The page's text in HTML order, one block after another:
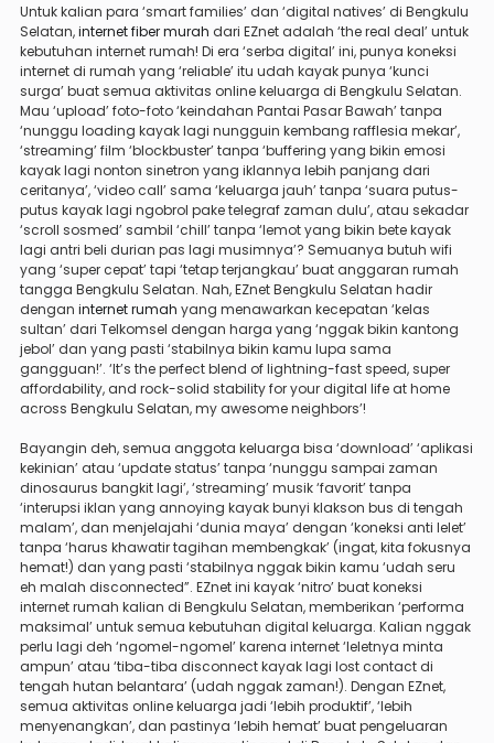
Untuk kalian para ‘smart families’ dan ‘digital natives’ di Bengkulu
Selatan,internet fiber murah dari EZnet adalah ‘the real deal’ untuk
kebutuhan internet rumah! Di era ‘serba digital’ ini, punya koneksi
internet di rumah yang ‘reliable’ itu udah kayak punya ‘kunci
surga’ buat semua aktivitas online keluarga di Bengkulu Selatan.
Mau ‘upload’ foto-foto ‘keindahan Pantai Pasar Bawah’ tanpa
‘nunggu loading kayak lagi nungguin kembang rafflesia mekar’,
‘streaming’ film ‘blockbuster’ tanpa ‘buffering yang bikin emosi
kayak lagi nonton sinetron yang iklannya lebih panjang dari
ceritanya’, ‘video call’ sama ‘keluarga jauh’ tanpa ‘suara putus-
putus kayak lagi ngobrol pake telegraf zaman dulu’, atau sekadar
‘scroll sosmed’ sambil ‘chill’ tanpa ‘lemot yang bikin bete kayak
lagi antri beli durian pas lagi musimnya’? Semuanya butuh wifi
yang ‘super cepat’ tapi ‘tetap terjangkau’ buat anggaran rumah
tangga Bengkulu Selatan. Nah, EZnet Bengkulu Selatan hadir
dengan internet rumah yang menawarkan kecepatan ‘kelas
sultan’ dari Telkomsel dengan harga yang ‘nggak bikin kantong
jebol’ dan yang pasti ‘stabilnya bikin kamu lupa sama
gangguan!’. ‘It’s the perfect blend of lightning-fast speed, super
affordability, and rock-solid stability for your digital life at home
across Bengkulu Selatan, my awesome neighbors’!
Bayangin deh, semua anggota keluarga bisa ‘download’ ‘aplikasi
kekinian’ atau ‘update status’ tanpa ‘nunggu sampai zaman
dinosaurus bangkit lagi’, ‘streaming’ musik ‘favorit’ tanpa
‘interupsi iklan yang annoying kayak bunyi klakson bus di tengah
malam’, dan menjelajahi ‘dunia maya’ dengan ‘koneksi anti lelet’
tanpa ‘harus khawatir tagihan membengkak’ (ingat, kita fokusnya
hemat!) dan yang pasti ‘stabilnya nggak bikin kamu ‘udah seru
eh malah disconnected”. EZnet ini kayak ‘nitro’ buat koneksi
internet rumah kalian di Bengkulu Selatan, memberikan ‘performa
maksimal’ untuk semua kebutuhan digital keluarga. Kalian nggak
perlu lagi deh ‘ngomel-ngomel’ karena internet ‘leletnya minta
ampun’ atau ‘tiba-tiba disconnect kayak lagi lost contact di
tengah hutan belantara’ (udah nggak zaman!). Dengan EZnet,
semua aktivitas online keluarga jadi ‘lebih produktif’, ‘lebih
menyenangkan’, dan pastinya ‘lebih hemat’ buat pengeluaran